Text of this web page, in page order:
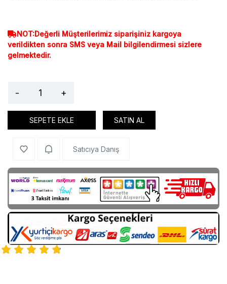
NOT:Değerli Müşterilerimiz siparişiniz kargoya
verildikten sonra SMS veya Mail bilgilendirmesi sizlere
gelmektedir.
- +
SEPETE EKLE SATIN AL
Satıcıya Danış